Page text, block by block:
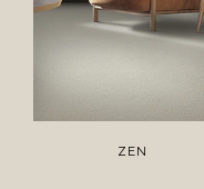
ZEN